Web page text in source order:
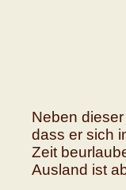
Neben
dass er sich
Zeit
Ausland ist